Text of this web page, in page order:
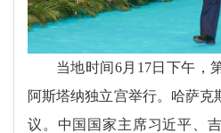
当地时间6月17日下午，
阿斯塔纳独立宫举行。哈萨克
议。中国国家主席习近平、